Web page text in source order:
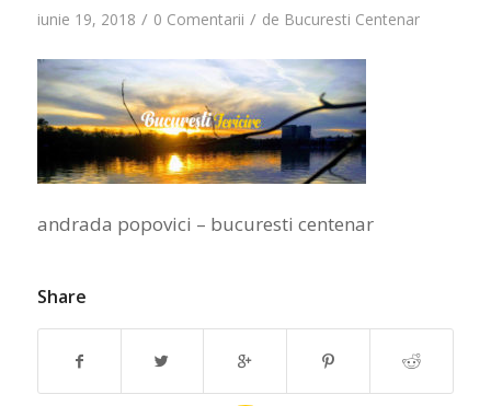
iunie 19, 2018 / 0 Comentarii / de Bucuresti Centenar
andrada popovici – bucuresti centenar
Share